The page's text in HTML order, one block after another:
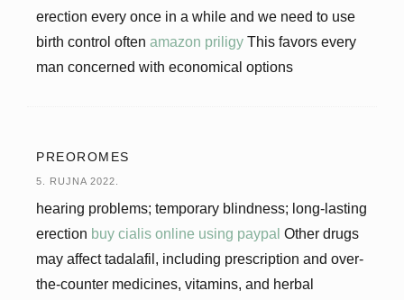
erection every once in a while and we need to use
birth control often amazon priligy This favors every
man concerned with economical options
PREOROMES
5. RUJNA 2022.
hearing problems; temporary blindness; long-lasting
erection buy cialis online using paypal Other drugs
may affect tadalafil, including prescription and over-
the-counter medicines, vitamins, and herbal